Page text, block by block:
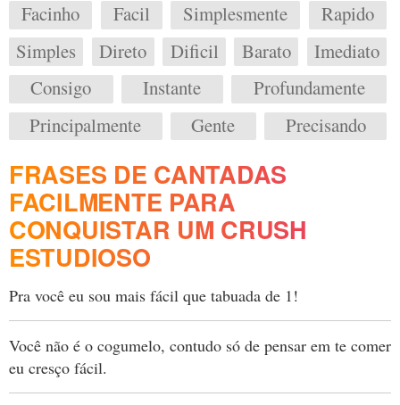
Facinho Facil Simplesmente
Rapido
Simples
Direto Dificil Barato
Imediato
Consigo
Instante
Profundamente
Principalmente
Gente Precisando
FRASES DE CANTADAS
FACILMENTE PARA
CONQUISTAR UM CRUSH
ESTUDIOSO
Pra você eu sou mais fácil que tabuada de 1!
Você não é o cogumelo, contudo só de pensar em te comer
eu cresço fácil.